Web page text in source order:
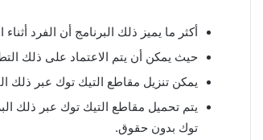
أكثر ما يميز ذلك البرنامج أن الفرد
حيث يمكن أن يتم الاعتماد على ذلك
يمكن تنزيل مقاطع التيك توك عبر ذلك
يتم تحميل مقاطع التيك توك عبر ذلك
توك بدون حقوق.